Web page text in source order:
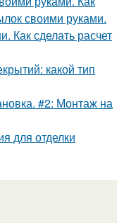
своими руками.
Как сделать расчет
какой тип
#2: Монтаж на
для отделки